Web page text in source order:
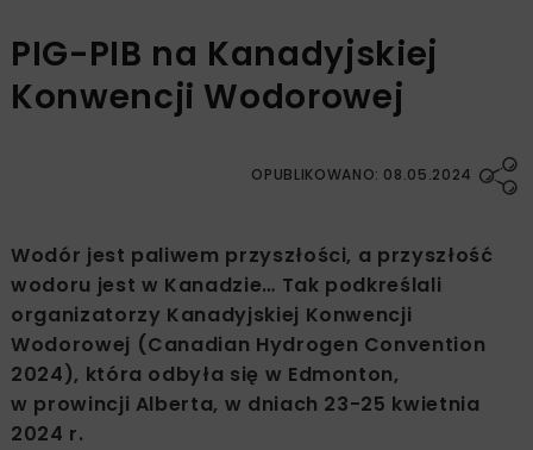
PIG-PIB na Kanadyjskiej
Konwencji Wodorowej
OPUBLIKOWANO: 08.05.2024
Wodór jest paliwem przyszłości, a przyszłość
wodoru jest w Kanadzie… Tak podkreślali
organizatorzy Kanadyjskiej Konwencji
Wodorowej (Canadian Hydrogen Convention
2024), która odbyła się w Edmonton,
w prowincji Alberta, w dniach 23-25 kwietnia
2024 r.